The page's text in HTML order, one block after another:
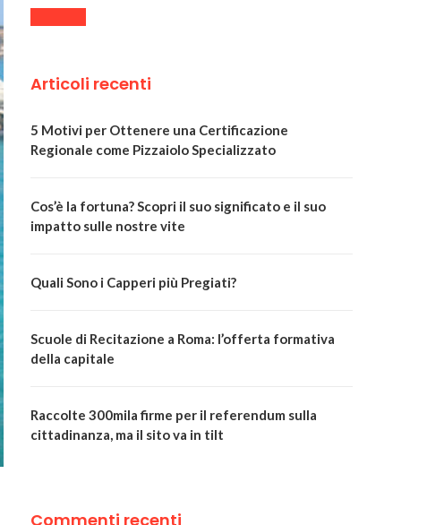
Articoli recenti
5 Motivi per Ottenere una Certificazione
Regionale come Pizzaiolo Specializzato
Cos’è la fortuna? Scopri il suo significato e il suo
impatto sulle nostre vite
Quali Sono i Capperi più Pregiati?
Scuole di Recitazione a Roma: l’offerta formativa
della capitale
Raccolte 300mila firme per il referendum sulla
cittadinanza, ma il sito va in tilt
Commenti recenti